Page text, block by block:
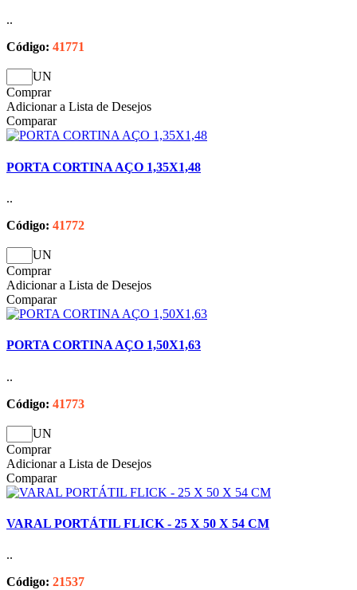
..
Código: 41771
UN
Comprar
Adicionar a Lista de Desejos
Comparar
PORTA CORTINA AÇO 1,35X1,48
..
Código: 41772
UN
Comprar
Adicionar a Lista de Desejos
Comparar
PORTA CORTINA AÇO 1,50X1,63
..
Código: 41773
UN
Comprar
Adicionar a Lista de Desejos
Comparar
VARAL PORTÁTIL FLICK - 25 X 50 X 54 CM
..
Código: 21537